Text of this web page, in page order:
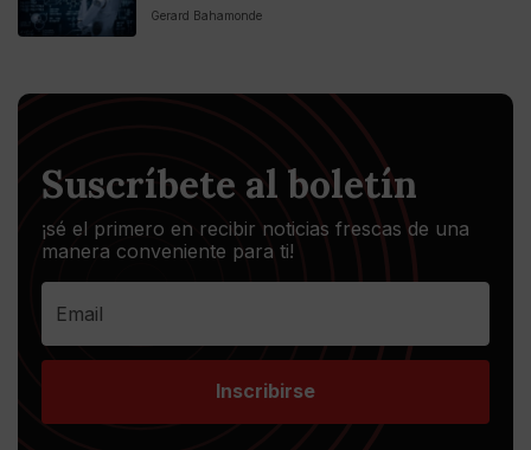
Gerard Bahamonde
Suscríbete al boletín
¡sé el primero en recibir noticias frescas de una
manera conveniente para ti!
Inscribirse